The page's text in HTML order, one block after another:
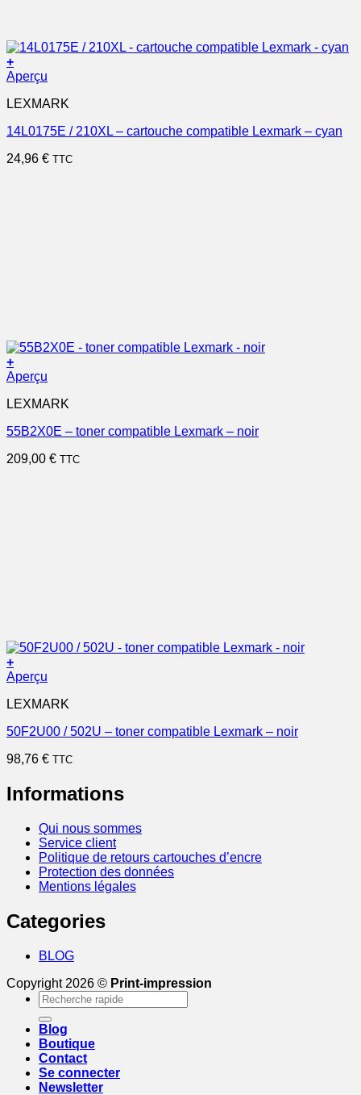
+
Aperçu
LEXMARK
14L0175E / 210XL – cartouche compatible Lexmark – cyan
24,96 € TTC
+
Aperçu
LEXMARK
55B2X0E – toner compatible Lexmark – noir
209,00 € TTC
+
Aperçu
LEXMARK
50F2U00 / 502U – toner compatible Lexmark – noir
98,76 € TTC
Informations
Qui nous sommes
Service client
Politique de retours cartouches d’encre
Protection des données
Mentions légales
Categories
BLOG
Copyright 2026 © Print-impression
Recherche
pour :
Blog
Boutique
Contact
Se connecter
Newsletter